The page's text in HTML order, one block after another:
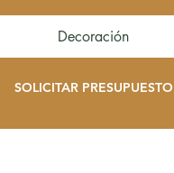
Decoración
SOLICITAR PRESUPUESTO